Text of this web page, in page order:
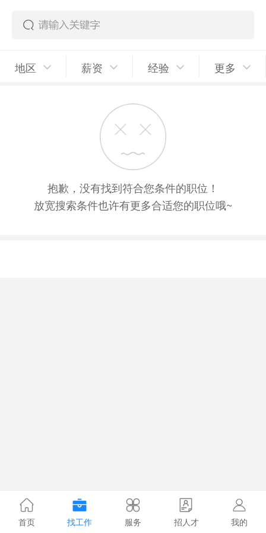
地区 薪资 经验 更多
抱歉，没有找到符合您条件的职位！
放宽搜索条件也许有更多合适您的职位哦~
首页 找工作 服务 招人才 我的